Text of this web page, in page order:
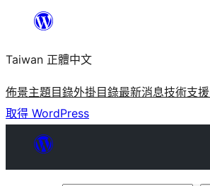
主
要
內
容
Taiwan 正體中文
佈景主題目錄外掛目錄最新消息技術支援
取得 WordPress